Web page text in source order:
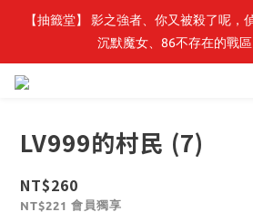
【轉生史萊姆】系列書展🌟系列小說 79
明信片組」
【抽籤堂】 影之強者、你又被殺了呢，
沉默魔女、86不存在的戰
【轉生史萊姆】系列書展🌟系列小說 79
LV999的村民 (7)
NT$260
NT$221 會員獨享